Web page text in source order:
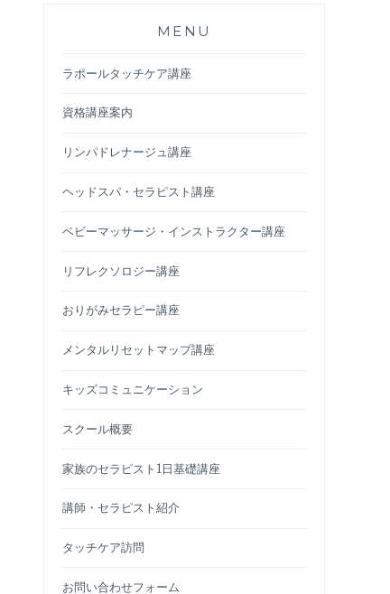
MENU
ラポールタッチケア講座
資格講座案内
リンパドレナージュ講座
ヘッドスパ・セラピスト講座
ベビーマッサージ・インストラクター講座
リフレクソロジー講座
おりがみセラピー講座
メンタルリセットマップ講座
キッズコミュニケーション
スクール概要
家族のセラピスト1日基礎講座
講師・セラピスト紹介
タッチケア訪問
お問い合わせフォーム